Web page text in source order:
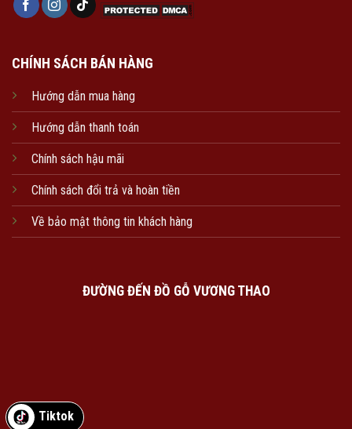
CHÍNH SÁCH BÁN HÀNG
Hướng dẫn mua hàng
Hướng dẫn thanh toán
Chính sách hậu mãi
Chính sách đổi trả và hoàn tiền
Về bảo mật thông tin khách hàng
ĐƯỜNG ĐẾN ĐỒ GỖ VƯƠNG THAO
Tiktok